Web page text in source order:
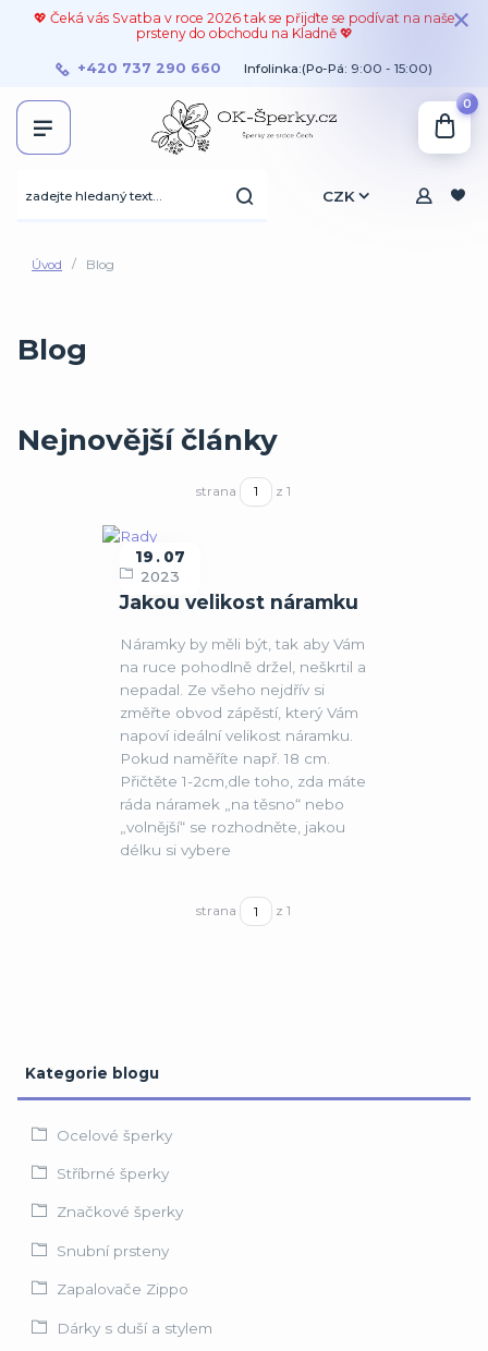
💖 Čeká vás Svatba v roce 2026 tak se přijďte se podívat na naše
prsteny do obchodu na Kladně 💖
CZK
+420 737 290 660 Infolinka:(Po-Pá: 9:00 - 15:00)
0
Úvod Blog
Kategorie blogu
Ocelové šperky
Stříbrné šperky
Značkové šperky
Snubní prsteny
Zapalovače Zippo
Dárky s duší a stylem
Blog
Nejnovější články
strana z 1
Jakou velikost náramku
19
07
2023
Rady
Náramky by měli být, tak aby Vám
na ruce pohodlně držel, neškrtil a
nepadal. Ze všeho nejdřív si
změřte obvod zápěstí, který Vám
napoví ideální velikost náramku.
Pokud naměříte např. 18 cm.
Přičtěte 1-2cm,dle toho, zda máte
ráda náramek „na těsno“ nebo
„volnější“ se rozhodněte, jakou
délku si vybere
strana z 1